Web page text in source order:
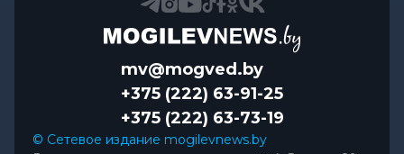
mv@mogved.by
+375 (222) 63-91-25
+375 (222) 63-73-19
© Сетевое издание mogilevnews.by